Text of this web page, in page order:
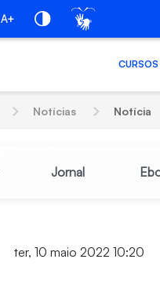
A+
CURSOS
Notícias Notícia
Jornal
ter, 10 maio 2022 10:20